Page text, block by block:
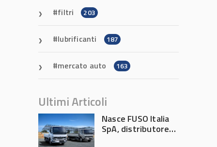
filtri 203
lubrificanti 187
mercato auto 163
Ultimi Articoli
Nasce FUSO Italia
SpA, distributore